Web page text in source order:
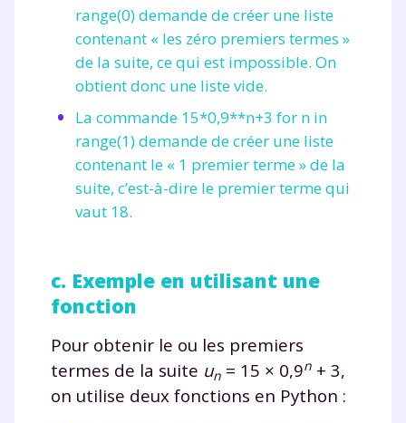
range(0)demande de créer une liste
contenant « les zéro premiers termes »
de la suite, ce qui est impossible. On
obtient donc une liste vide.
La commande 15*0,9**n+3 for n in
range(1)demande de créer une liste
contenant le « 1 premier terme » de la
suite, c’est-à-dire le premier terme qui
vaut 18.
c. Exemple en utilisant une
fonction
Pour obtenir le ou les premiers
termes de la suite un = 15 × 0,9n + 3,
on utilise deux fonctions en Python :